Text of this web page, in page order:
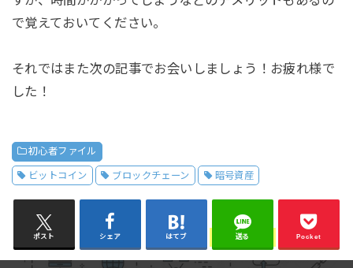
で覚えておいてください。
それではまた次の記事でお会いしましょう！お疲れ様で
した！
初心者ファイル
ビットコイン ブロックチェーン 暗号資産
ポスト シェア はてブ 送る Pocket